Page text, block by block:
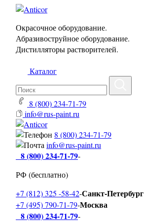
Окрасочное оборудование.
Абразивоструйное оборудование.
Дистилляторы растворителей.
Каталог
8 (800) 234-71-79
info@rus-paint.ru
8 (800) 234-71-79
info@rus-paint.ru
8 (800) 234-71-79-
РФ (бесплатно)
+7 (812) 325 -58-42-Санкт-Петербург
+7 (495) 790-71-79-Москва
8 (800) 234-71-79-